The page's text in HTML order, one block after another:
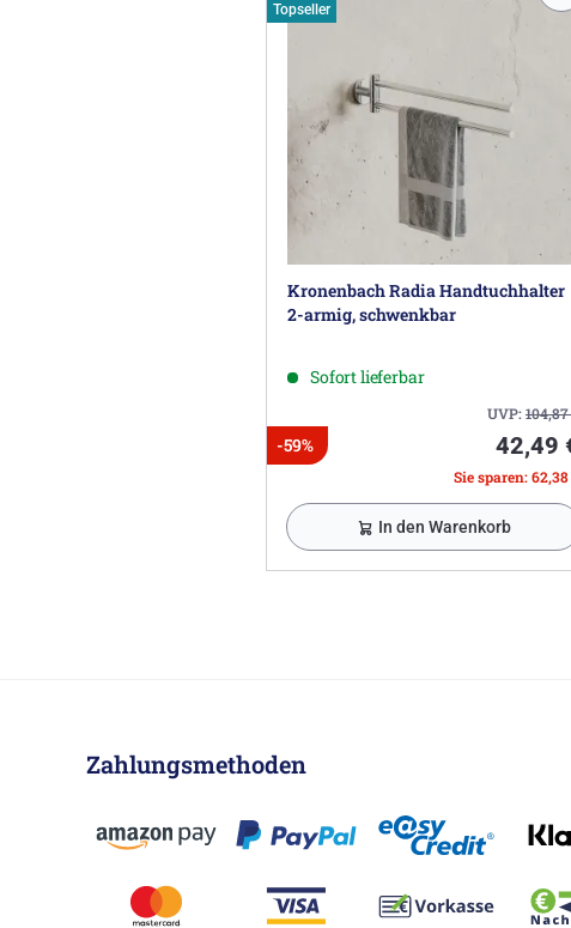
Topseller
Kronenbach Radia Handtuchhalter
2-armig, schwenkbar
Sofort lieferbar
UVP:104,87
-59% 42,49
Sie sparen: 62,38
In den Warenkorb
Zahlungsmethoden